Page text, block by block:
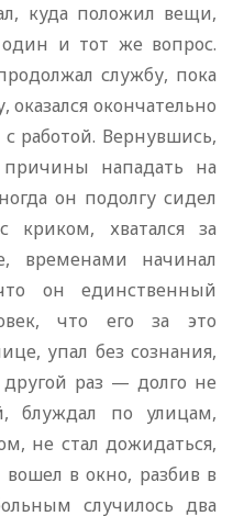
куда положил вещи,
один и тот же вопрос.
службу, пока
оказался окончательно
работой. Вернувшись,
причины нападать на
он подолгу сидел
криком, хватался за
временами начинал
он единственный
что его за это
упал без сознания,
раз — долго не
блуждал по улицам,
не стал дожидаться,
в окно, разбив в
случилось два